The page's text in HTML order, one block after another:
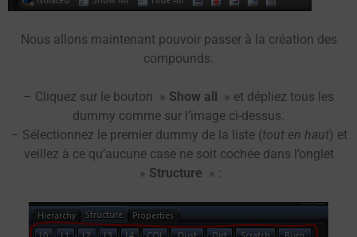
Nous allons maintenant pouvoir passer à la création des
compounds.
– Cliquez sur le bouton » Show all » et dépliez tous les
dummy comme sur l’image ci-dessus.
– Sélectionnez le premier dummy de la liste (tout en haut) et
veillez à ce qu’aucune case ne soit cochée dans l’onglet
» Structure » :